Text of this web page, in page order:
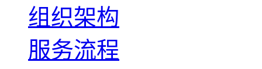
组织架构
服务流程